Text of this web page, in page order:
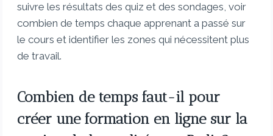
suivre les résultats des quiz et des sondages, voir
combien de temps chaque apprenant a passé sur
le cours et identifier les zones qui nécessitent plus
de travail.
Combien de temps faut-il pour
créer une formation en ligne sur la